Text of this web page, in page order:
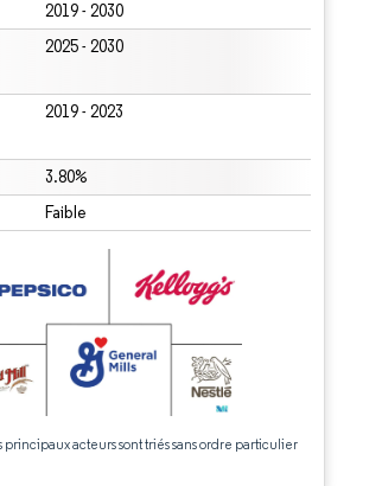
2019 - 2030
2025 - 2030
2019 - 2023
3.80%
Faible
acteurs sont triés sans ordre particulier